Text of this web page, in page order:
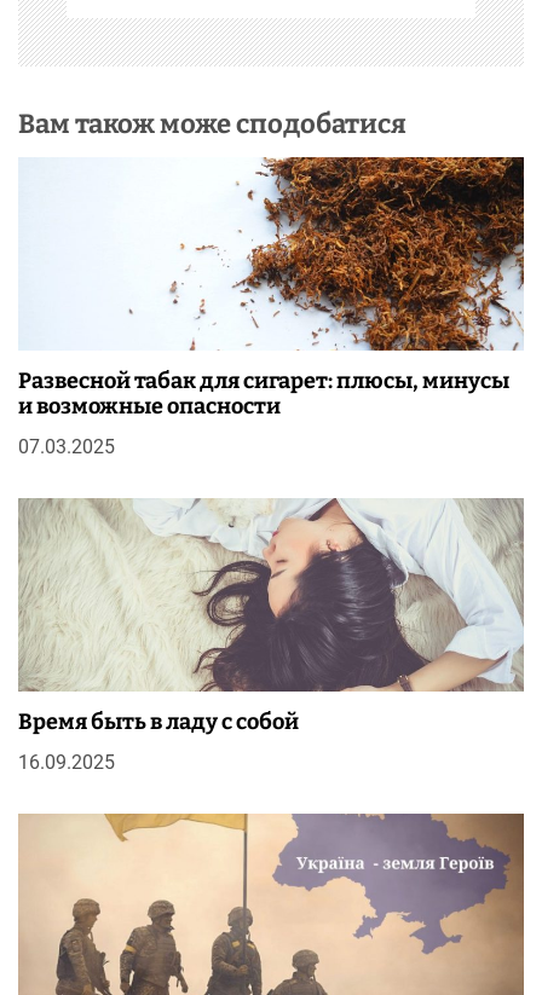
і
в
Вам також може сподобатися
Развесной табак для сигарет: плюсы, минусы
и возможные опасности
07.03.2025
Время быть в ладу с собой
16.09.2025